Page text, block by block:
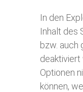
In den
Inhalt des
bzw. auch
deaktiviert
Optionen
können,